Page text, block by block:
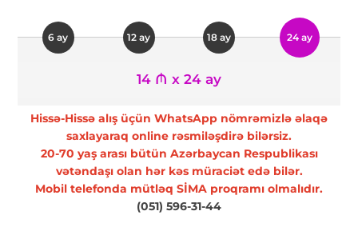
6 ay 12 ay 18 ay 24 ay
14 ₼ x 24 ay
Hissə-Hissə alış üçün WhatsApp nömrəmizlə əlaqə
saxlayaraq online rəsmiləşdirə bilərsiz.
20-70 yaş arası bütün Azərbaycan Respublikası
vətəndaşı olan hər kəs müraciət edə bilər.
Mobil telefonda mütləq SİMA proqramı olmalıdır.
(051) 596-31-44